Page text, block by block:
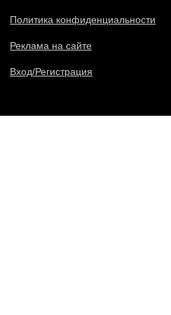
Политика конфиденциальности
Реклама на сайте
Вход/Регистрация